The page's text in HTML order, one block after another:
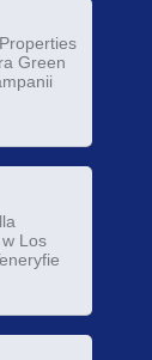
Green
Los